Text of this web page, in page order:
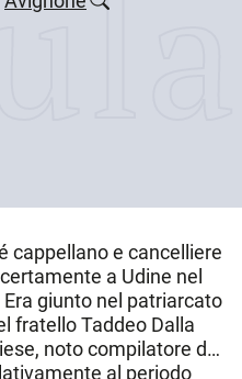
cappellano e cancelliere
a Udine nel
giunto nel patriarcato
fratello Taddeo Dalla
noto compilatore del
al periodo